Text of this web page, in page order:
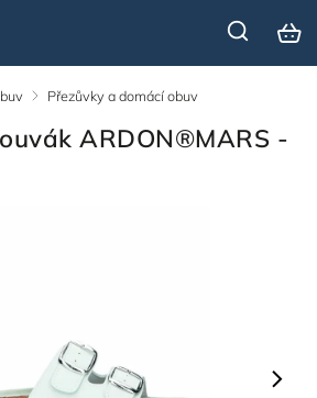
/ Přezůvky a domácí obuv
ARDON®MARS -